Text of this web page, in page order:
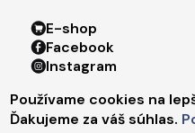
Footer menu 4
E-shop
Facebook
Instagram
LinkedIn
Youtube
Používame cookies na
Ďakujeme za váš súhlas.